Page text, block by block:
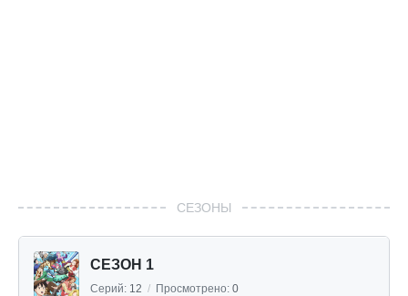
СЕЗОНЫ
СЕЗОН 1
Серий: 12 / Просмотрено: 0